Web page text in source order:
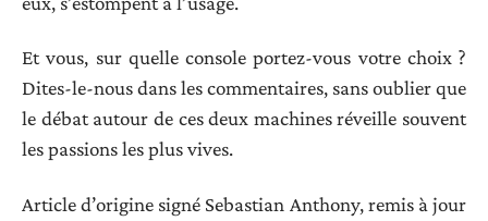
Et vous, sur quelle console portez-vous votre choix ?
Dites-le-nous dans les commentaires, sans oublier que
le débat autour de ces deux machines réveille souvent
les passions les plus vives.
Article d’origine signé Sebastian Anthony, remis à jour